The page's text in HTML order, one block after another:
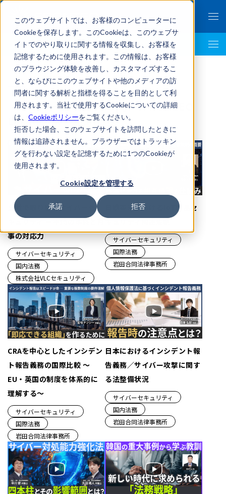
このウェブサイトでは、お客様のコンピューターに
Cookieを保存します。このCookieは、このウェブサ
イトでのやり取りに関する情報を収集し、お客様を
記憶するために使用されます。この情報は、お客様
のブラウジング体験を改善し、カスタマイズするこ
と、ならびにこのウェブサイトや他のメディアの訪
問者に関する解析と指標を得ることを目的として利
用されます。当社で使用するCookieについての詳細
は、 Cookieポリシーをご覧ください。
拒否した場合、このウェブサイトを訪問したときに
情報は追跡されません。ブラウザーではトラッキン
グを行わない設定を記憶するために1つのCookieが
使用されます。
Cookie設定を管理する
承諾 拒否
LegalTech AI Top
「サイバーセキュリティ」のFRONTEO
Legal Link Portal一覧
全社で取り組むサイバーセ
キュリティ ー平時の準備と有
事の対応力
サイバーセキュリティ
国内法務
株式会社VLCセキュリティ
日欧英米におけるIoT製品セ
キュリティ関連規制
サイバーセキュリティ
国際法務
岩田合同法律事務所
CRAを中心としたインシデン
ト報告義務の国際比較 ～
EU・英国の制度を体系的に
理解する～
サイバーセキュリティ
国際法務
岩田合同法律事務所
日本におけるインシデント報
告義務／サイバー攻撃に関す
る法整備状況
サイバーセキュリティ
国内法務
岩田合同法律事務所